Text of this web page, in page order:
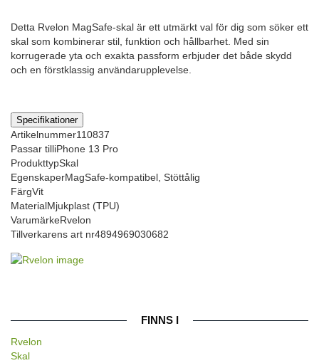
Detta Rvelon MagSafe-skal är ett utmärkt val för dig som söker ett
skal som kombinerar stil, funktion och hållbarhet. Med sin
korrugerade yta och exakta passform erbjuder det både skydd
och en förstklassig användarupplevelse.
Specifikationer
Artikelnummer110837
Passar tilliPhone 13 Pro
ProdukttypSkal
EgenskaperMagSafe-kompatibel, Stöttålig
FärgVit
MaterialMjukplast (TPU)
VarumärkeRvelon
Tillverkarens art nr4894969030682
FINNS I
Rvelon
Skal